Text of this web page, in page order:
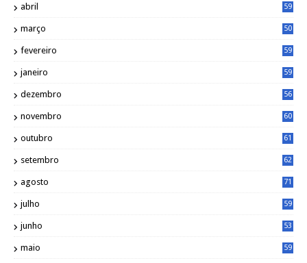
abril 59
março 50
fevereiro 59
janeiro 59
dezembro 56
novembro 60
outubro 61
setembro 62
agosto 71
julho 59
junho 53
maio 59